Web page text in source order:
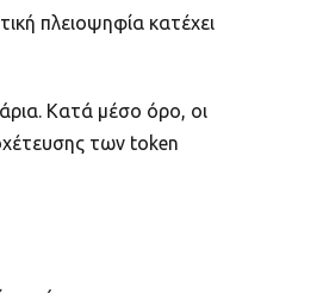
πλειοψηφία κατέχει
Κατά μέσο όρο, οι
των token